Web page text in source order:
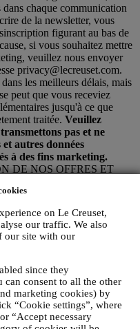
on Le Creuset,
our traffic. We also
our site with our
since they
consent to all the other
marketing cookies) by
“Cookie settings”, where
“Accept necessary
chaque communication
de la newsletter, vous
figurant au bas de
si vous souhaitez mettre
veuillez nous envoyer
privacy@lecreuset.com.
les meilleurs délais, mais
peut que vous receviez
jusqu'à ce que
traitée. Veuillez
pas et ne
autres données
à des fins marketing.
DE NOS OFFRES ET
adapter nos services et
cette fin, nous analyserons
exemple en lien avec les
avec nous sur les
site Web que vous
que vous lisez, etc. Nous
en ayant recours à
(incluant les pixels de
à vos données et à vos
abonnement à nos